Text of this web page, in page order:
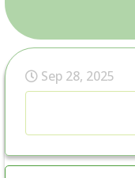
Sep 28, 2025